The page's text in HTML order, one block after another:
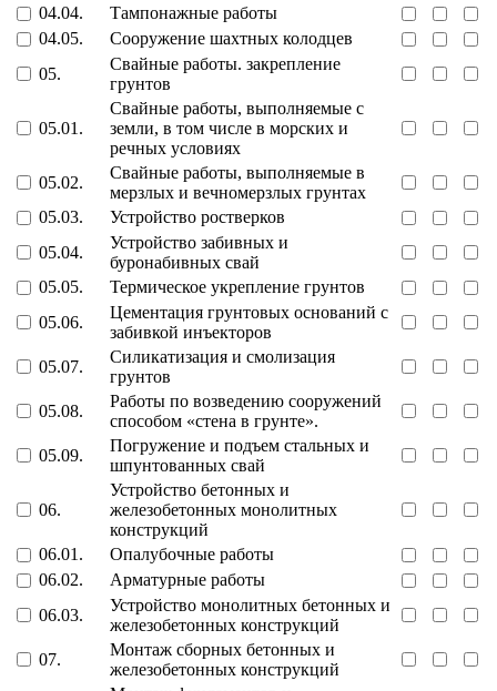
04.04.
Тампонажные работы
04.05.
Сооружение шахтных колодцев
05.
Свайные работы. закрепление
грунтов
05.01.
Свайные работы, выполняемые с
земли, в том числе в морских и
речных условиях
05.02.
Свайные работы, выполняемые в
мерзлых и вечномерзлых грунтах
05.03.
Устройство ростверков
05.04.
Устройство забивных и
буронабивных свай
05.05.
Термическое укрепление грунтов
05.06.
Цементация грунтовых оснований с
забивкой инъекторов
05.07.
Силикатизация и смолизация
грунтов
05.08.
Работы по возведению сооружений
способом «стена в грунте».
05.09.
Погружение и подъем стальных и
шпунтованных свай
06.
Устройство бетонных и
железобетонных монолитных
конструкций
06.01.
Опалубочные работы
06.02.
Арматурные работы
06.03.
Устройство монолитных бетонных и
железобетонных конструкций
07.
Монтаж сборных бетонных и
железобетонных конструкций